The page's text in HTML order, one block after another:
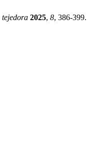
tejedora 2025, 8, 386-399.